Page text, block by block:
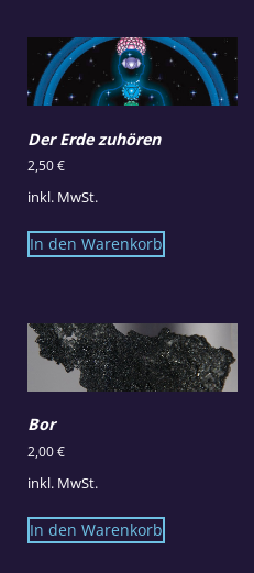
Der Erde zuhören
2,50€
inkl. MwSt.
In den Warenkorb
Bor
2,00€
inkl. MwSt.
In den Warenkorb